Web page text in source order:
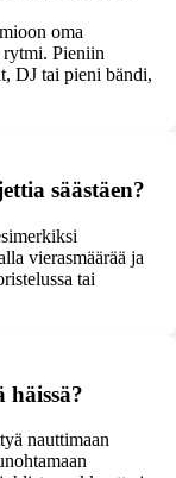
oma
Pieniin
DJ tai pieni bändi,
säästäen?
vierasmäärää ja
tai
häissä?
nauttimaan